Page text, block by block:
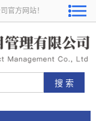
官方网站！